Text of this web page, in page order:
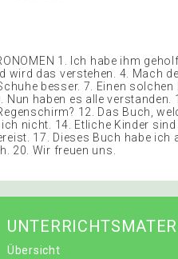
1. Ich habe ihm
wird das verstehen. 4. Mach
besser. 7. Einen
Nun haben es alle verstanden.
12. Das Buch,
nicht. 14. Etliche Kinder
17. Dieses Buch habe ich
20. Wir freuen uns.
Übersicht